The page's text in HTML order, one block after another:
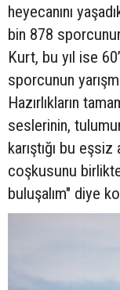
heyecanını
bin 878
Kurt, bu yıl ise
sporcunun
Hazırlıkların
seslerinin,
karıştığı bu
coşkusunu birlikte
buluşalım" diye